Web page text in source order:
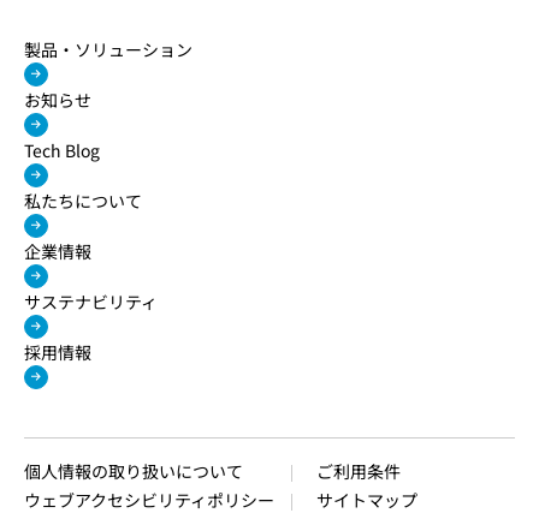
製品・ソリューション
お知らせ
Tech Blog
私たちについて
企業情報
サステナビリティ
採用情報
個人情報の取り扱いについて
ご利用条件
ウェブアクセシビリティポリシー
サイトマップ